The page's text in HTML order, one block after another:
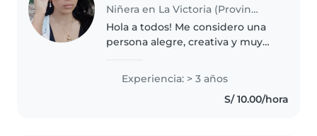
Niñera en La Victoria (Provincia de Chiclayo)
Hola a todos! Me considero una
persona alegre, creativa y muy
al aire libre, hacer manualidades
Experiencia: > 3 años
S/ 10.00/hora